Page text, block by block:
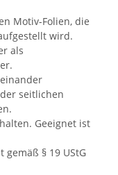
Motiv-Folien, die
wird.
als
seitlichen
Geeignet ist
gemäß § 19 UStG